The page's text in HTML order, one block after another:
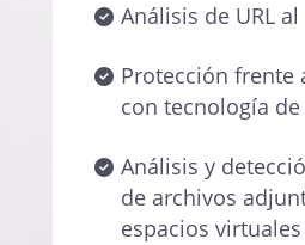
Análisis de URL
Protección frente
con tecnología de
Análisis y
de archivos
espacios